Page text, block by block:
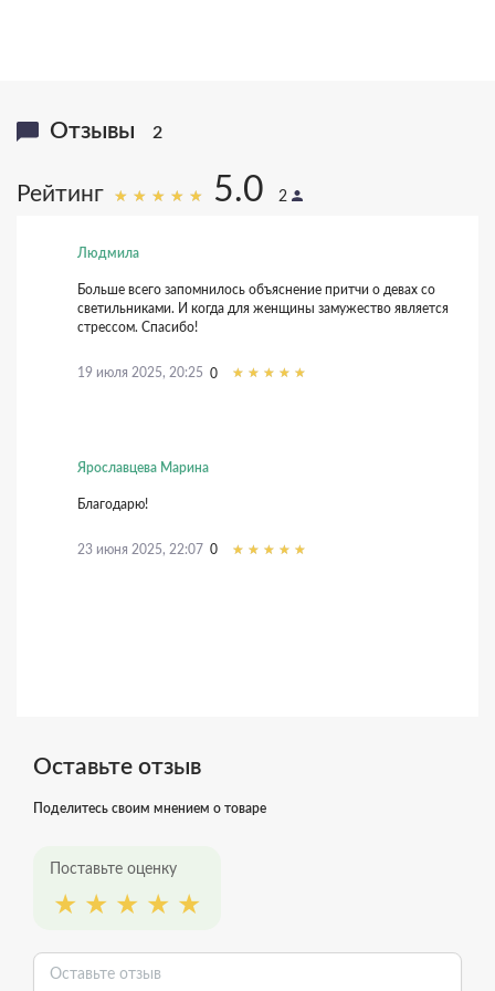
Отзывы 2
Рейтинг 5.0 2
Людмила
Больше всего запомнилось объяснение притчи о девах со
светильниками. И когда для женщины замужество является
стрессом. Спасибо!
19 июля 2025, 20:25 0
Ярославцева Марина
Благодарю!
23 июня 2025, 22:07 0
Оставьте отзыв
Поделитесь своим мнением о товаре
Поставьте оценку